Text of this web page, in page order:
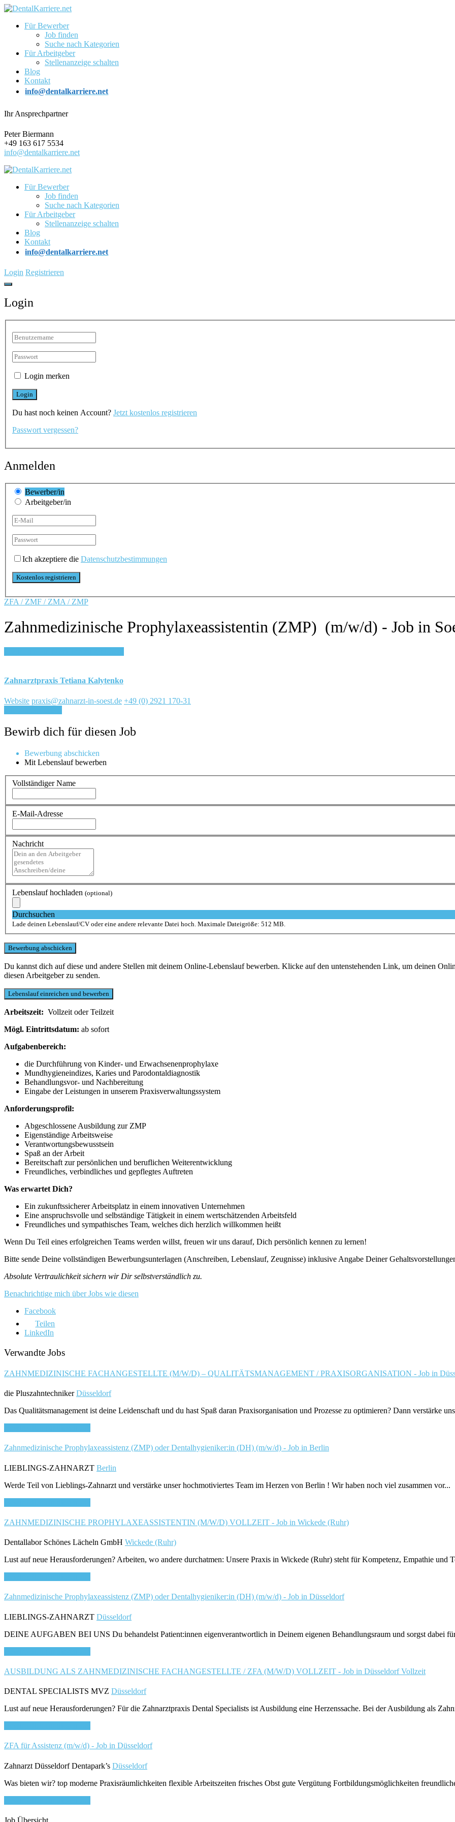
Für Bewerber
Job finden
Suche nach Kategorien
Für Arbeitgeber
Stellenanzeige schalten
Blog
Kontakt
info@dentalkarriere.net
Ihr Ansprechpartner
Peter Biermann
+49 163 617 5534
info@dentalkarriere.net
Für Bewerber
Job finden
Suche nach Kategorien
Für Arbeitgeber
Stellenanzeige schalten
Blog
Kontakt
info@dentalkarriere.net
Login Registrieren
Login
Login merken
Du hast noch keinen Account? Jetzt kostenlos registrieren
Passwort vergessen?
Anmelden
Bewerber/in
Arbeitgeber/in
Ich akzeptiere die Datenschutzbestimmungen
ZFA / ZMF / ZMA / ZMP
Zahnmedizinische Prophylaxeassistentin (ZMP) (m/w/d) - Job in
Zahnarztpraxis Tetiana Kalytenko
Website praxis@zahnarzt-in-soest.de +49 (0) 2921 170-31
Bewirb dich für diesen Job
Bewerbung abschicken
Mit Lebenslauf bewerben
Vollständiger Name
E-Mail-Adresse
Nachricht
Lebenslauf hochladen (optional)
Durchsuchen
Lade deinen Lebenslauf/CV oder eine andere relevante Datei hoch. Maximale Dateigröße: 512 MB.
Du kannst dich auf diese und andere Stellen mit deinem Online-Lebenslauf bewerben. Klicke auf den untenstehenden Link, um deinen
diesen Arbeitgeber zu senden.
Arbeitszeit: Vollzeit oder Teilzeit
Mögl. Eintrittsdatum: ab sofort
Aufgabenbereich:
die Durchführung von Kinder- und Erwachsenenprophylaxe
Mundhygieneindizes, Karies und Parodontaldiagnostik
Behandlungsvor- und Nachbereitung
Eingabe der Leistungen in unserem Praxisverwaltungssystem
Anforderungsprofil:
Abgeschlossene Ausbildung zur ZMP
Eigenständige Arbeitsweise
Verantwortungsbewusstsein
Spaß an der Arbeit
Bereitschaft zur persönlichen und beruflichen Weiterentwicklung
Freundliches, verbindliches und gepflegtes Auftreten
Was erwartet Dich?
Ein zukunftssicherer Arbeitsplatz in einem innovativen Unternehmen
Eine anspruchsvolle und selbständige Tätigkeit in einem wertschätzenden Arbeitsfeld
Freundliches und sympathisches Team, welches dich herzlich willkommen heißt
Wenn Du Teil eines erfolgreichen Teams werden willst, freuen wir uns darauf, Dich persönlich kennen zu lernen!
Bitte sende Deine vollständigen Bewerbungsunterlagen (Anschreiben, Lebenslauf, Zeugnisse) inklusive Angabe Deiner
Absolute Vertraulichkeit sichern wir Dir selbstverständlich zu.
Benachrichtige mich über Jobs wie diesen
Facebook
Teilen
LinkedIn
Verwandte Jobs
ZAHNMEDIZINISCHE FACHANGESTELLTE (M/W/D) – QUALITÄTSMANAGEMENT / PRAXISORGANISATION - Job in
die Pluszahntechniker Düsseldorf
Das Qualitätsmanagement ist deine Leidenschaft und du hast Spaß daran Praxisorganisation und Prozesse zu optimieren? Dann verstärke
Zahnmedizinische Prophylaxeassistenz (ZMP) oder Dentalhygieniker:in (DH) (m/w/d) - Job in Berlin
LIEBLINGS-ZAHNARZT Berlin
Werde Teil von Lieblings-Zahnarzt und verstärke unser hochmotiviertes Team im Herzen von Berlin ! Wir haben noch viel zusammen vor...
ZAHNMEDIZINISCHE PROPHYLAXEASSISTENTIN (M/W/D) VOLLZEIT - Job in Wickede (Ruhr)
Dentallabor Schönes Lächeln GmbH Wickede (Ruhr)
Lust auf neue Herausforderungen? Arbeiten, wo andere durchatmen: Unsere Praxis in Wickede (Ruhr) steht für Kompetenz, Empathie und
Zahnmedizinische Prophylaxeassistenz (ZMP) oder Dentalhygieniker:in (DH) (m/w/d) - Job in Düsseldorf
LIEBLINGS-ZAHNARZT Düsseldorf
DEINE AUFGABEN BEI UNS Du behandelst Patient:innen eigenverantwortlich in Deinem eigenen Behandlungsraum und sorgst dabei
AUSBILDUNG ALS ZAHNMEDIZINISCHE FACHANGESTELLTE / ZFA (M/W/D) VOLLZEIT - Job in DüsseldorfVollzeit
DENTAL SPECIALISTS MVZ Düsseldorf
Lust auf neue Herausforderungen? Für die Zahnarztpraxis Dental Specialists ist Ausbildung eine Herzenssache. Bei der Ausbildung als
ZFA für Assistenz (m/w/d) - Job in Düsseldorf
Zahnarzt Düsseldorf Dentapark’s Düsseldorf
Was bieten wir? top moderne Praxisräumlichkeiten flexible Arbeitszeiten frisches Obst gute Vergütung Fortbildungsmöglichkeiten
Job Übersicht